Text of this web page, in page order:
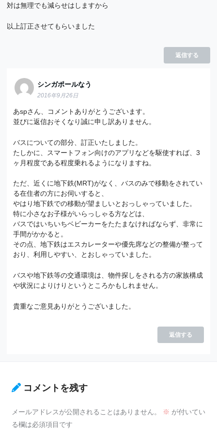
対は無理でも減らせはしますから
以上訂正させてもらいました
返信する
シンガポールなう
2016年9月26日
あspさん、コメントありがとうございます。
並びに返信おそくなり誠に申し訳ありません。
バスについての部分、訂正いたしました。
たしかに、スマートフォン向けのアプリなどを駆使すれば、3
ヶ月程度である程度乗れるようになりますね。
ただ、近くに地下鉄(MRT)がなく、バスのみで移動をされてい
る在住者の方にお伺いすると、
やはり地下鉄での移動が望ましいとおっしゃっていました。
特に小さなお子様がいらっしゃる方などは、
バスではいちいちベビーカーをたたまなければならず、非常に
手間がかかると。
その点、地下鉄はエスカレーターや優先席などの整備が整って
おり、利用しやすい、とおしゃっていました。
バスや地下鉄等の交通環境は、物件探しをされる方の家族構成
や状況によりけりというところかもしれません。
貴重なご意見ありがとうございました。
返信する
コメントを残す
メールアドレスが公開されることはありません。 ※ が付いてい
る欄は必須項目です